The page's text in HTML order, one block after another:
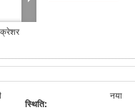
स्थि‍ति:
नया